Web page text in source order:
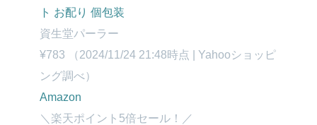
ト お配り 個包装
資生堂パーラー
¥783
（2024/11/24 21:48時点 | Yahooショッピ
ング調べ）
Amazon
＼楽天ポイント5倍セール！／